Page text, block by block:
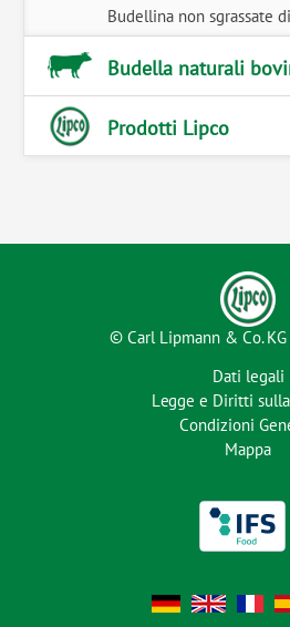
Budellina non sgrassate
Budella naturali
Prodotti Lipco
© Carl Lipmann & Co.
Dati legali
Legge e Diritti
Condizioni
Mappa
DE FR